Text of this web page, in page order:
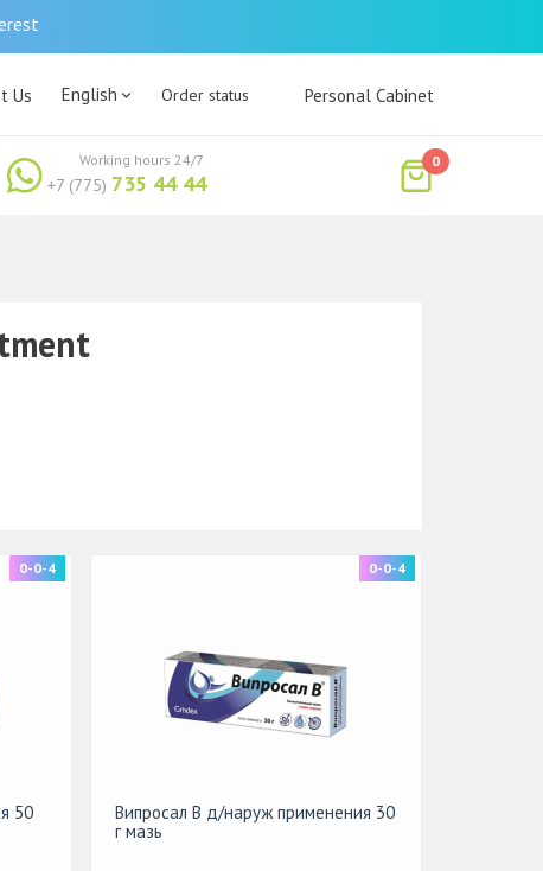
Us English Order status Personal Cabinet
+7 (775) 735 44 44
Working hours 24/7 0
0-0-4
50
0-0-4
Випросал В д/наруж применения 30
г мазь